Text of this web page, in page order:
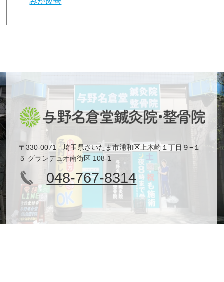
〒330-0071 埼玉県さいたま市浦和区上木崎１丁目９−１
５ グランデュオ南街区 108-1
048-767-8314